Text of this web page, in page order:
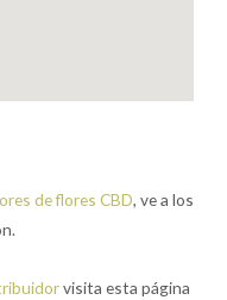
de flores CBD, ve a los
visita esta página